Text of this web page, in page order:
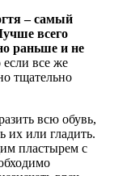
– самый
всего
раньше и не
все же
тщательно
всю обувь,
их или гладить.
пластырем с